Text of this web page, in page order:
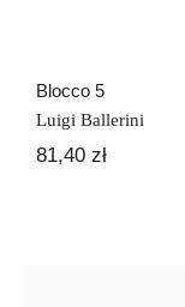
Blocco 5
Luigi Ballerini
81,40 zł